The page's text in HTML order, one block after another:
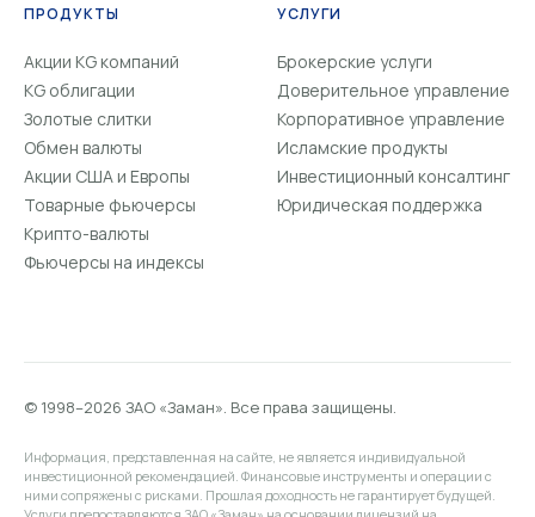
ПРОДУКТЫ
Акции KG компаний
KG облигации
Золотые слитки
Обмен валюты
Акции США и Европы
Товарные фьючерсы
Крипто-валюты
Фьючерсы на индексы
УСЛУГИ
Брокерские услуги
Доверительное управление
Корпоративное управление
Исламские продукты
Инвестиционный консалтинг
Юридическая поддержка
© 1998–2026 ЗАО «Заман». Все права защищены.
Информация, представленная на сайте, не является индивидуальной
инвестиционной рекомендацией. Финансовые инструменты и операции с
ними сопряжены с рисками. Прошлая доходность не гарантирует будущей.